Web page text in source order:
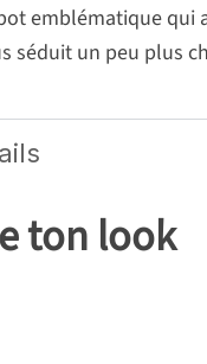
emblématique qui
séduit un peu plus
ton look